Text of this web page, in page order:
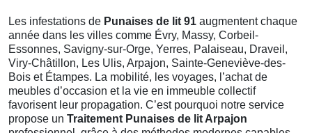
Les infestations de Punaises de lit 91 augmentent chaque
année dans les villes comme Évry, Massy, Corbeil-
Essonnes, Savigny-sur-Orge, Yerres, Palaiseau, Draveil,
Viry-Châtillon, Les Ulis, Arpajon, Sainte-Geneviève-des-
Bois et Étampes. La mobilité, les voyages, l’achat de
meubles d’occasion et la vie en immeuble collectif
favorisent leur propagation. C’est pourquoi notre service
propose un Traitement Punaises de lit Arpajon